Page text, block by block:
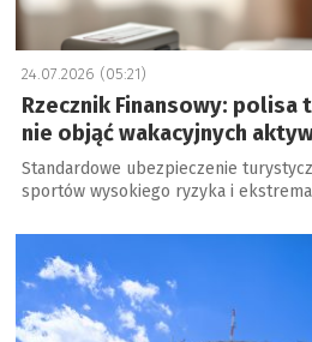
24.07.2026 (05:21)
Rzecznik Finansowy: polisa
nie objąć wakacyjnych
Standardowe ubezpieczenie
sportów wysokiego ryzyka i
a